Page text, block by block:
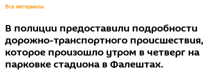
Все материалы
В полиции предоставили подробности
дорожно-транспортного происшествия,
которое произошло утром в четверг на
парковке стадиона в Фалештах.